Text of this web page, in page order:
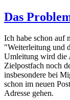
Das
Ich habe schon auf
"Weiterleitung und
Umleitung wird die
Zielpostfach noch
insbesondere bei
schon im neuen
Adresse gehen.